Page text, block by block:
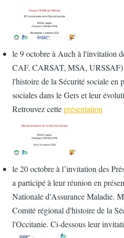
le 9 octobre à Auch à l'invitation
CAF, CARSAT, MSA, URSSAF)
l'histoire de la Sécurité sociale en
sociales dans le Gers et leur
Retrouvez cetteprésentation
le 20 octobre à l’invitation des
a participé à leur réunion en
Nationale d'Assurance Maladie.
Comité régional d'histoire de la
l'Occitanie. Ci-dessous leur